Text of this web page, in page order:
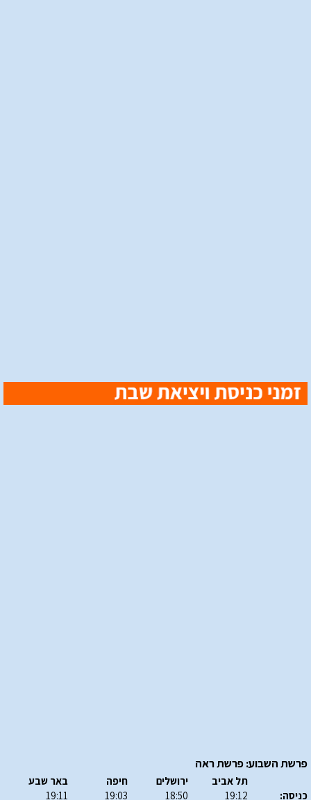
פרשת השבוע: פרשת ראה
כניסה:
תל אביב
19:12
ירושלים
18:50
חיפה
19:03
באר שבע
19:11